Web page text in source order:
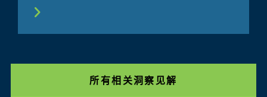
所有相关洞察见解